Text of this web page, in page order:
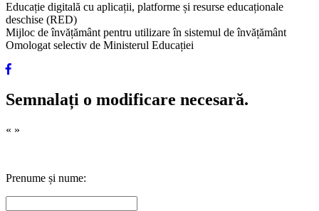
Educație digitală cu aplicații, platforme și resurse educaționale
deschise (RED)
Mijloc de învățământ pentru utilizare în sistemul de învățământ
Omologat selectiv de Ministerul Educației
Semnalați o modificare necesară.
« »
Prenume și nume: